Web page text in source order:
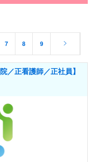
7 8 9
／正看護師／正社員】